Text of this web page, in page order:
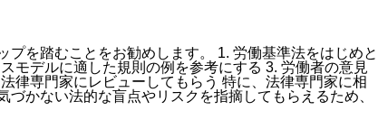
プを踏むことをお勧めします。 1. 労働基準法をはじめと
モデルに適した規則の例を参考にする 3. 労働者の意見
律専門家にレビューしてもらう 特に、法律専門家に相
かない法的な盲点やリスクを指摘してもらえるため、